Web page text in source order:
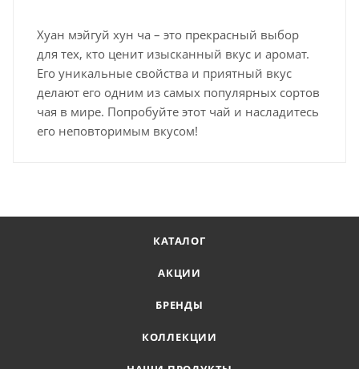
Хуан мэйгуй хун ча – это прекрасный выбор
для тех, кто ценит изысканный вкус и аромат.
Его уникальные свойства и приятный вкус
делают его одним из самых популярных сортов
чая в мире. Попробуйте этот чай и насладитесь
его неповторимым вкусом!
КАТАЛОГ
АКЦИИ
БРЕНДЫ
КОЛЛЕКЦИИ